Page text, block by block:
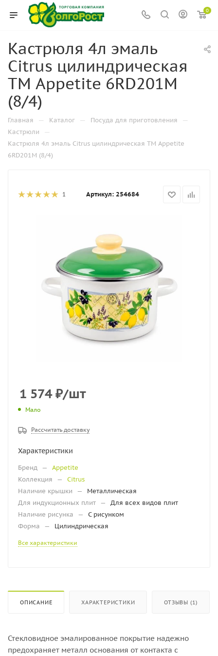
0
Кастрюля 4л эмаль
Citrus цилиндрическая
ТМ Appetite 6RD201M
(8/4)
Главная — Каталог — Посуда для приготовления —
Кастрюли —
Кастрюля 4л эмаль Citrus цилиндрическая ТМ Appetite
6RD201M (8/4)
1 Артикул: 254684
1 574₽/шт
Мало
Рассчитать доставку
Характеристики
Бренд —
Appetite
Коллекция
—
Citrus
Наличие крышки
—
Металлическая
Для индукционных плит —
Для всех видов плит
Наличие рисунка
—
С рисунком
Форма
— Цилиндрическая
Все характеристики
ОПИСАНИЕ ХАРАКТЕРИСТИКИ ОТЗЫВЫ (1)
Стекловидное эмалированное покрытие надежно
предохраняет металл основания от контакта с